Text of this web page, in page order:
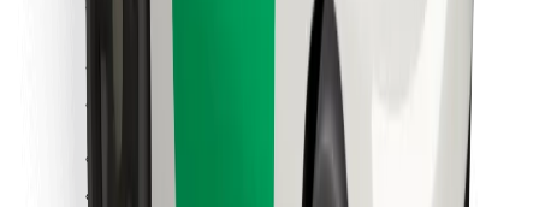
Automobilis atvyks per kelias minutes!
Atsisiųsti programėlę „Bolt“
Raskite savo mėgstamą maistą!
Atsisiųsti programėlę „Bolt Food“